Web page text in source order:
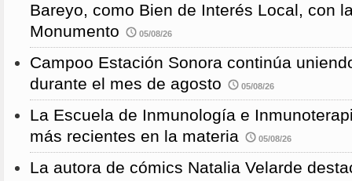
Bareyo, como Bien de Interés Local, con
Monumento
05/08/26
Campoo Estación Sonora continúa
durante el mes de agosto
05/08/26
La Escuela de Inmunología e
más recientes en la materia
05/08/26
La autora de cómics Natalia Velarde